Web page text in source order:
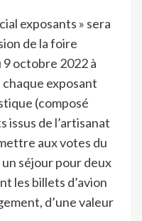
exposants » sera
de la foire
octobre 2022 à
exposant
(composé
issus de l’artisanat
aux votes du
un séjour pour deux
les billets d’avion
d’une valeur